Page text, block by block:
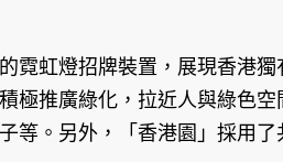
霓虹燈招牌裝置，展現香港
極推廣綠化，拉近人與綠色
等。另外，「香港園」採用